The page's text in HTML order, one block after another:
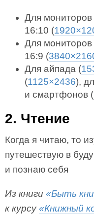
Для
16:10 (
Для
16:9 (
Для айпада (
(1125×2436),
и смартфонов (
2. Чтение
Когда я читаю, то
путешествую в
и познаю себя
Из книги «Быть
к курсу«Книжный